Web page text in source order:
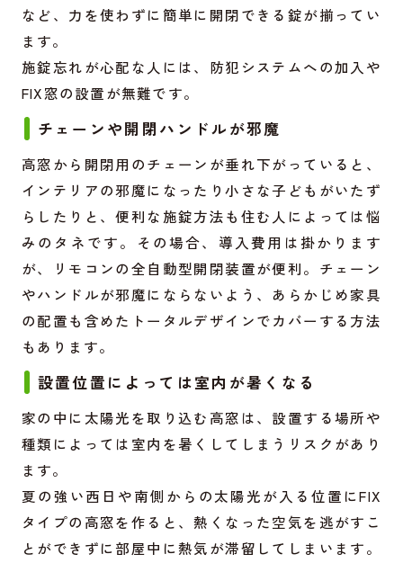
など、力を使わずに簡単に開閉できる錠が揃ってい
ます。
施錠忘れが心配な人には、防犯システムへの加入や
FIX窓の設置が無難です。
チェーンや開閉ハンドルが邪魔
高窓から開閉用のチェーンが垂れ下がっていると、
インテリアの邪魔になったり小さな子どもがいたず
らしたりと、便利な施錠方法も住む人によっては悩
みのタネです。その場合、導入費用は掛かります
が、リモコンの全自動型開閉装置が便利。チェーン
やハンドルが邪魔にならないよう、あらかじめ家具
の配置も含めたトータルデザインでカバーする方法
もあります。
設置位置によっては室内が暑くなる
家の中に太陽光を取り込む高窓は、設置する場所や
種類によっては室内を暑くしてしまうリスクがあり
ます。
夏の強い西日や南側からの太陽光が入る位置にFIX
タイプの高窓を作ると、熱くなった空気を逃がすこ
とができずに部屋中に熱気が滞留してしまいます。